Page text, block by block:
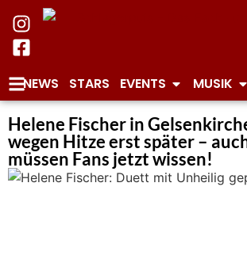
NEWS STARS EVENTS MUSIK
Helene Fischer in
wegen Hitze erst später –
müssen Fans jetzt wissen!